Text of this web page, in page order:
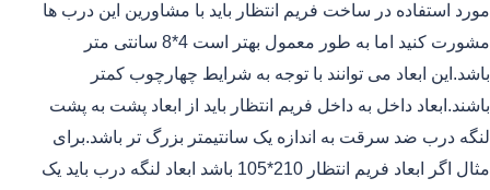
مورد استفاده در ساخت فریم انتظار باید با مشاورین این درب ها
مشورت کنید اما به طور معمول بهتر است 4*8 سانتی متر
باشد.این ابعاد می توانند با توجه به شرایط چهارچوب کمتر
باشند.ابعاد داخل به داخل فریم انتظار باید از ابعاد پشت به پشت
لنگه درب ضد سرقت به اندازه یک سانتیمتر بزرگ تر باشد.برای
مثال اگر ابعاد فریم انتظار 210*105 باشد ابعاد لنگه درب باید یک